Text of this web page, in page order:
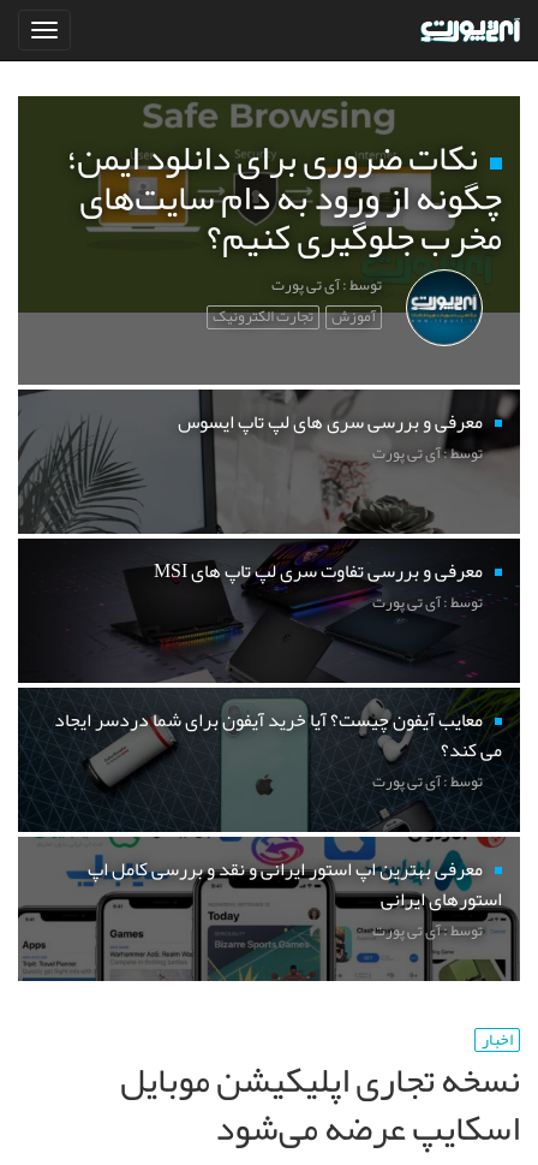
نکات ضروری برای دانلود ایمن؛
چگونه از ورود به دام سایت‌های
مخرب جلوگیری کنیم؟
توسط : آی تی پورت
آموزش تجارت الکترونیک
معرفی و بررسی سری های لپ تاپ ایسوس
توسط : آی تی پورت
معرفی و بررسی تفاوت سری لپ تاپ های MSI
توسط : آی تی پورت
معایب آیفون چیست؟ آیا خرید آیفون برای شما دردسر ایجاد
می کند؟
توسط : آی تی پورت
معرفی بهترین اپ استور ایرانی و نقد و بررسی کامل اپ
استورهای ایرانی
توسط : آی تی پورت
اخبار
نسخه تجاری اپلیکیشن موبایل
اسکایپ عرضه می‌شود